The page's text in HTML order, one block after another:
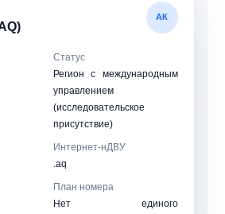
АК
Статус
Регион с международным
управлением
(исследовательское
присутствие)
Интернет-нДВУ
.aq
План номера
Нет единого